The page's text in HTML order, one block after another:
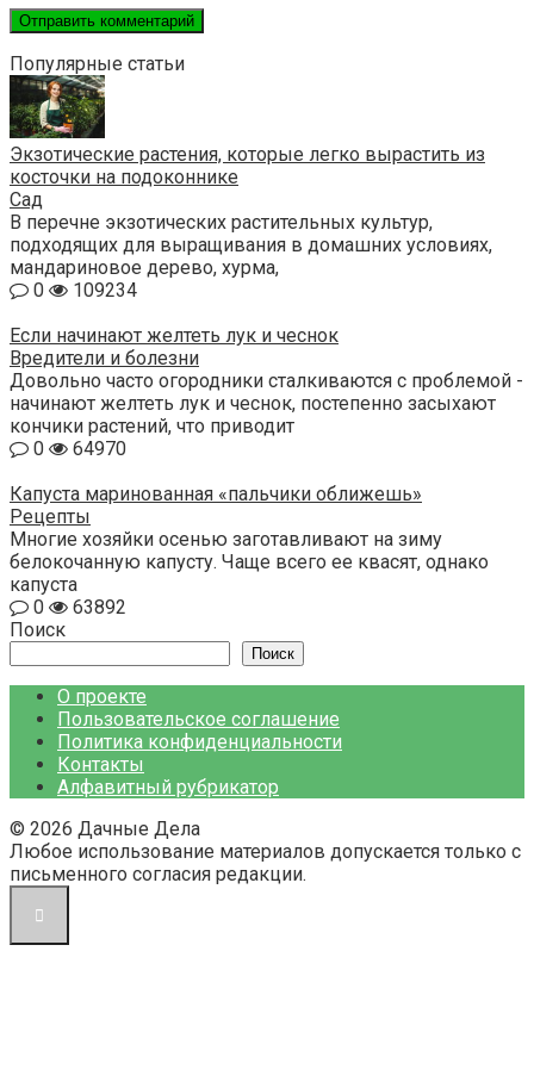
Популярные статьи
Экзотические растения, которые легко вырастить из
косточки на подоконнике
Сад
В перечне экзотических растительных культур,
подходящих для выращивания в домашних условиях,
мандариновое дерево, хурма,
0
109234
Если начинают желтеть лук и чеснок
Вредители и болезни
Довольно часто огородники сталкиваются с проблемой -
начинают желтеть лук и чеснок, постепенно засыхают
кончики растений, что приводит
0
64970
Капуста маринованная «пальчики оближешь»
Рецепты
Многие хозяйки осенью заготавливают на зиму
белокочанную капусту. Чаще всего ее квасят, однако
капуста
0
63892
Поиск
Поиск
О проекте
Пользовательское соглашение
Политика конфиденциальности
Контакты
Алфавитный рубрикатор
© 2026 Дачные Дела
Любое использование материалов допускается только с
письменного согласия редакции.